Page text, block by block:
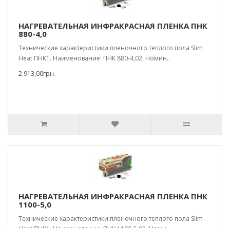
НАГРЕВАТЕЛЬНАЯ ИНФРАКРАСНАЯ ПЛЕНКА ПНК
880-4,0
Технические характеристики пленочного теплого пола Slim
Heat ПНК1. Наименование: ПНК 880-4,02. Номин..
2.913,00грн.
НАГРЕВАТЕЛЬНАЯ ИНФРАКРАСНАЯ ПЛЕНКА ПНК
1100-5,0
Технические характеристики пленочного теплого пола Slim